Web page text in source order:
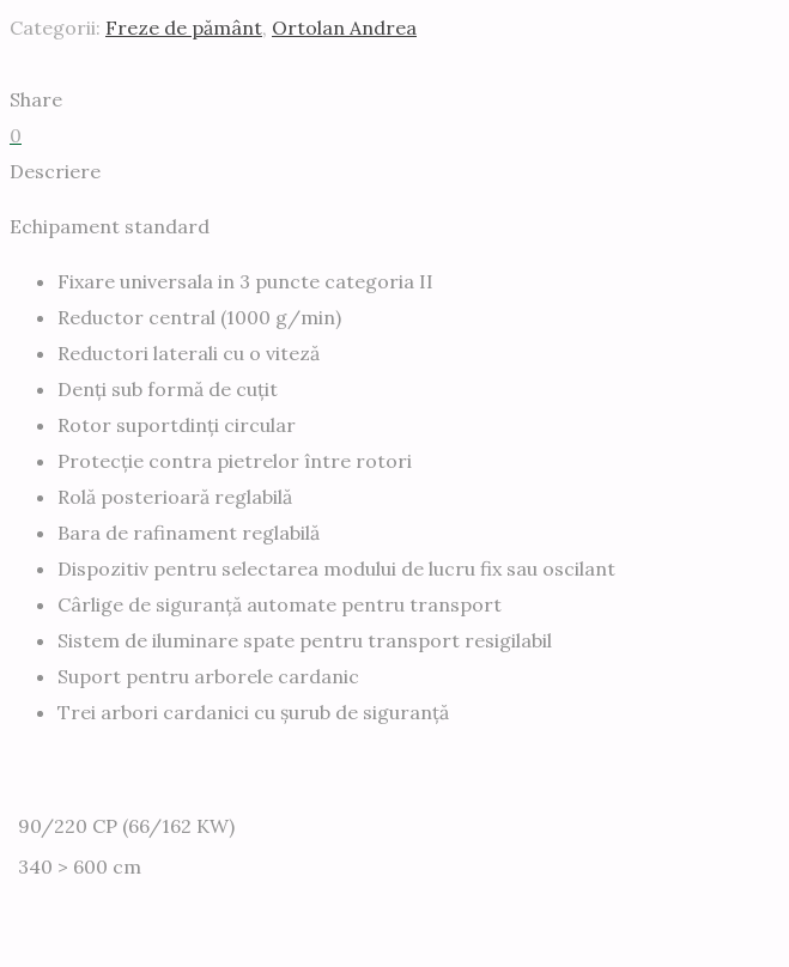
Categorii: Freze de pământ, Ortolan Andrea
Share
0
Descriere
Echipament standard
Fixare universala in 3 puncte categoria II
Reductor central (1000 g/min)
Reductori laterali cu o viteză
Denți sub formă de cuțit
Rotor suportdinți circular
Protecție contra pietrelor între rotori
Rolă posterioară reglabilă
Bara de rafinament reglabilă
Dispozitiv pentru selectarea modului de lucru fix sau oscilant
Cârlige de siguranță automate pentru transport
Sistem de iluminare spate pentru transport resigilabil
Suport pentru arborele cardanic
Trei arbori cardanici cu șurub de siguranță
90/220 CP (66/162 KW)
340 > 600 cm